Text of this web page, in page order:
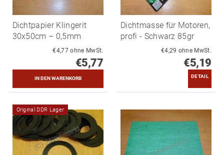
Dichtpapier Klingerit
30x50cm – 0,5mm
€4,77 ohne MwSt.
€5,77
Dichtmasse für Motoren,
profi - Schwarz 85gr
€4,29 ohne MwSt.
€5,19
DETAIL
Original DDR Lager